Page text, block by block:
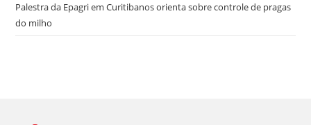
Palestra da Epagri em Curitibanos orienta sobre controle de pragas
do milho